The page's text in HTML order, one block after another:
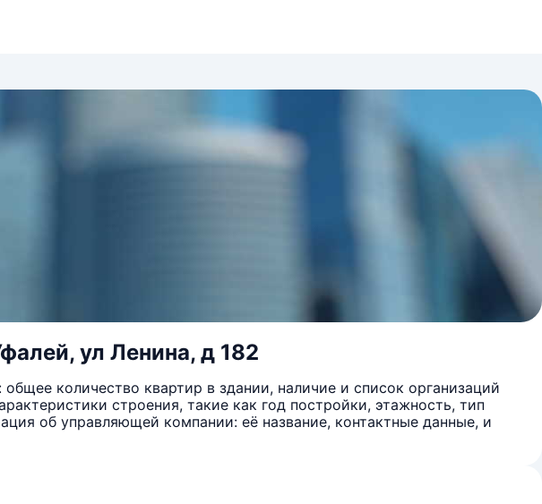
ул Ленина, д 182
количество квартир в здании, наличие и список организаций
строения, такие как год постройки, этажность, тип
об управляющей компании: её название, контактные данные, и